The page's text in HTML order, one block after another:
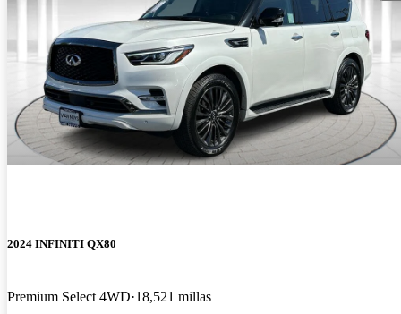
2024 INFINITI QX80
Premium Select 4WD 18,521 millas